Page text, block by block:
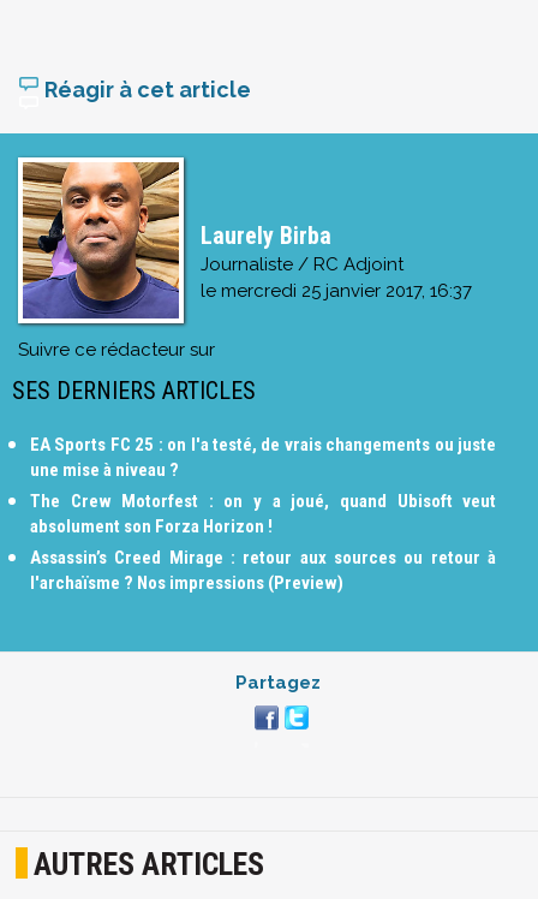
Réagir à cet article
Laurely Birba
Journaliste / RC Adjoint
le mercredi 25 janvier 2017, 16:37
Suivre ce rédacteur sur
SES DERNIERS ARTICLES
EA Sports FC 25 : on l'a testé, de vrais changements ou juste
une mise à niveau ?
The Crew Motorfest : on y a joué, quand Ubisoft veut
absolument son Forza Horizon !
Assassin’s Creed Mirage : retour aux sources ou retour à
l'archaïsme ? Nos impressions (Preview)
Partagez
AUTRES ARTICLES